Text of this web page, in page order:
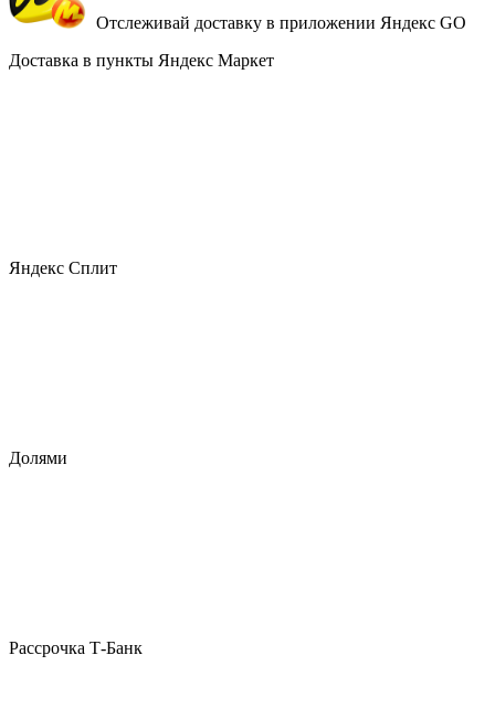
Отслеживай доставку в приложении Яндекс GO
Доставка в пункты Яндекс Маркет
Яндекс Сплит
Долями
Рассрочка Т-Банк